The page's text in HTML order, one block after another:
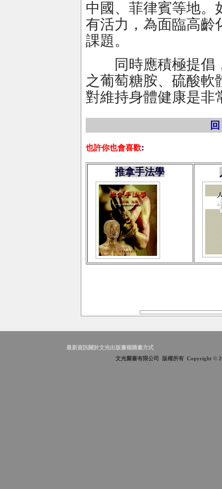
中國、菲律賓等地。
有活力，為面臨高齡
課題。
同時應積極提倡
之葡萄糖胺、硫酸軟
對維持身體健康是非
回
也許你也會喜歡:
推拿手法學
最新資訊關於文光出版書籍購書方式
文光圖書有限公司 版權所有 Copyright ©